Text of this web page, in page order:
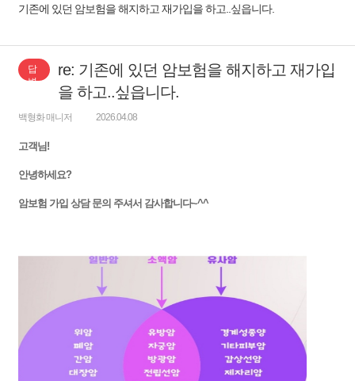
기존에 있던 암보험을 해지하고 재가입을 하고..싶읍니다.
답
변
re: 기존에 있던 암보험을 해지하고 재가입
을 하고..싶읍니다.
백형화 매니저 2026.04.08
고객님!
안녕하세요?
암보험 가입 상담 문의 주셔서 감사합니다~^^